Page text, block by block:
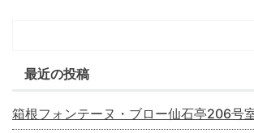
最近の投稿
箱根フォンテーヌ・ブロー仙石亭206号